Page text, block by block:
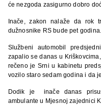
će nezgoda zasigurno dobro
Inače, zakon nalaže da rok
dužnosnike RS bude pet godina.
Službeni automobil
zapalio se danas u
rečeno je Srni u kabinetu
vozilo staro sedam godina i da
Dodik je inače danas
ambulante u Mjesnoj zajednici